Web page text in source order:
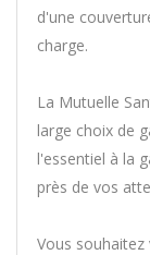
d'une
charge.
La Mutuelle
large choix de
l'essentiel à la
près de vos
Vous